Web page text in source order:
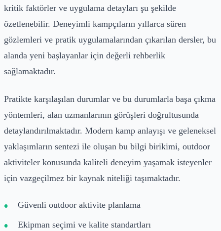
kritik faktörler ve uygulama detayları şu şekilde
özetlenebilir. Deneyimli kampçıların yıllarca süren
gözlemleri ve pratik uygulamalarından çıkarılan dersler, bu
alanda yeni başlayanlar için değerli rehberlik
sağlamaktadır.
Pratikte karşılaşılan durumlar ve bu durumlarla başa çıkma
yöntemleri, alan uzmanlarının görüşleri doğrultusunda
detaylandırılmaktadır. Modern kamp anlayışı ve geleneksel
yaklaşımların sentezi ile oluşan bu bilgi birikimi, outdoor
aktiviteler konusunda kaliteli deneyim yaşamak isteyenler
için vazgeçilmez bir kaynak niteliği taşımaktadır.
Güvenli outdoor aktivite planlama
Ekipman seçimi ve kalite standartları